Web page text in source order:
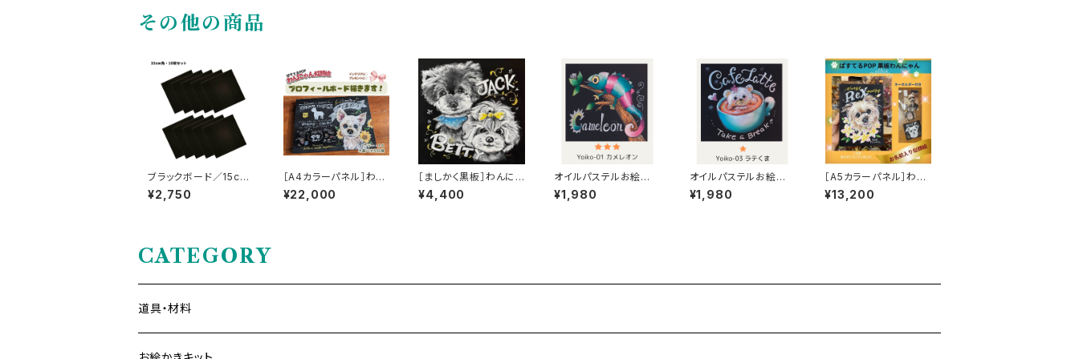
その他の商品
ブラックボード／15cm
角10枚セット
¥2,750
［A4カラーパネル］わん
にゃん似顔絵［プロフィ
ールボード・1匹］
¥22,000
［ましかく黒板］わんにゃ
ん似顔絵［15㎝角・2匹］
¥4,400
オイルパステルお絵かき
キット【カメレオン】Lv3
¥1,980
オイルパステルお絵かき
キット【ラテくま】Lv1
¥1,980
［A5カラーパネル］わん
にゃん似顔絵［1匹］
¥13,200
CATEGORY
道具・材料